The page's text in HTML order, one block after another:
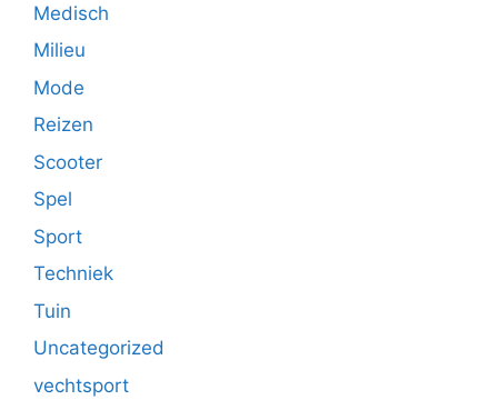
Medisch
Milieu
Mode
Reizen
Scooter
Spel
Sport
Techniek
Tuin
Uncategorized
vechtsport